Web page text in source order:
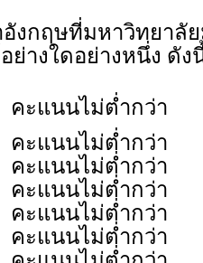
งกฤษที่มหาวิทยาลั
างใดอย่างหนึ่ง ดัง
คะแนนไม่ต่ำกว่า
คะแนนไม่ต่ำกว่า
คะแนนไม่ต่ำกว่า
คะแนนไม่ต่ำกว่า
คะแนนไม่ต่ำกว่า
คะแนนไม่ต่ำกว่า